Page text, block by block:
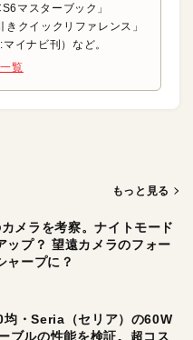
マスターブック」
きクイックリファレンス」
マイナビ刊）など。
覧
もっと見る
メラを考察。ナイトモード
ップ？ 望遠カメラのフォー
ャープに？
均・Seria（セリア）の60W
ブルの性能を検証。超コス